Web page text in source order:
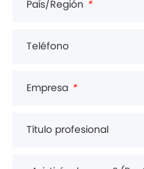
País/Región *
Teléfono
Empresa *
Título profesional